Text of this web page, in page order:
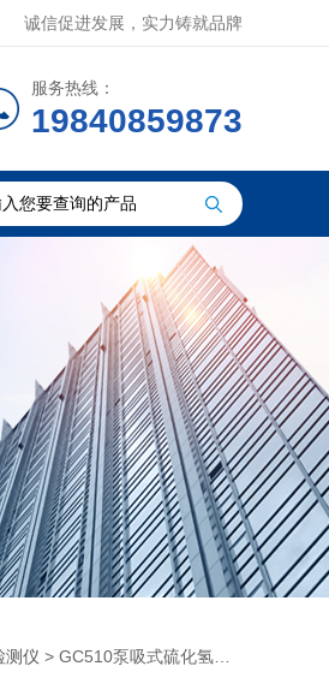
诚信促进发展，实力铸就品牌
服务热线：
19840859873
测仪 > GC510泵吸式硫化氢检测仪 便携式